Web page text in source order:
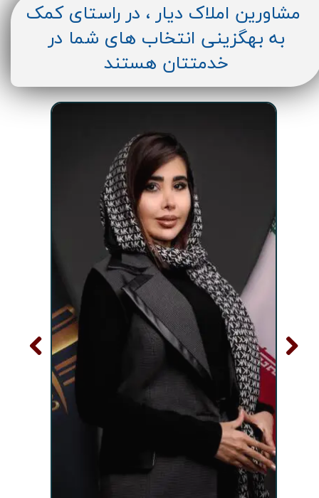
مشاورین املاک دیار ، در راستای کمک
به بهگزینی انتخاب های شما در
خدمتتان هستند